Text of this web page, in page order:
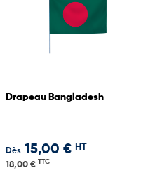
Drapeau Bangladesh
Dès 15,00 € HT
18,00 € TTC